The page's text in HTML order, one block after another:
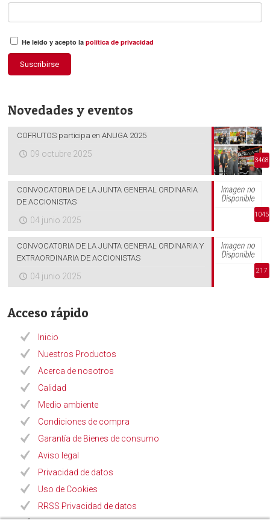
He leido y acepto lapolítica de privacidad
Suscribirse
Novedades y eventos
3468
COFRUTOS participa en ANUGA 2025
09 octubre 2025
1045
CONVOCATORIA DE LA JUNTA GENERAL ORDINARIA
DE ACCIONISTAS
04 junio 2025
217
CONVOCATORIA DE LA JUNTA GENERAL ORDINARIA Y
EXTRAORDINARIA DE ACCIONISTAS
04 junio 2025
Acceso rápido
Inicio
Nuestros Productos
Acerca de nosotros
Calidad
Medio ambiente
Condiciones de compra
Garantía de Bienes de consumo
Aviso legal
Privacidad de datos
Uso de Cookies
RRSS Privacidad de datos